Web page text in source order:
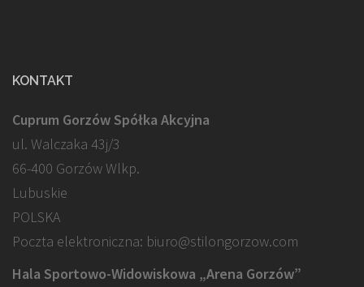
KONTAKT
Cuprum Gorzów Spółka Akcyjna
ul. Walczaka 43j/3
66-400 Gorzów Wlkp.
Lubuskie
POLSKA
Poczta elektroniczna: biuro@stilongorzow.com
Hala Sportowo-Widowiskowa „Arena Gorzów”